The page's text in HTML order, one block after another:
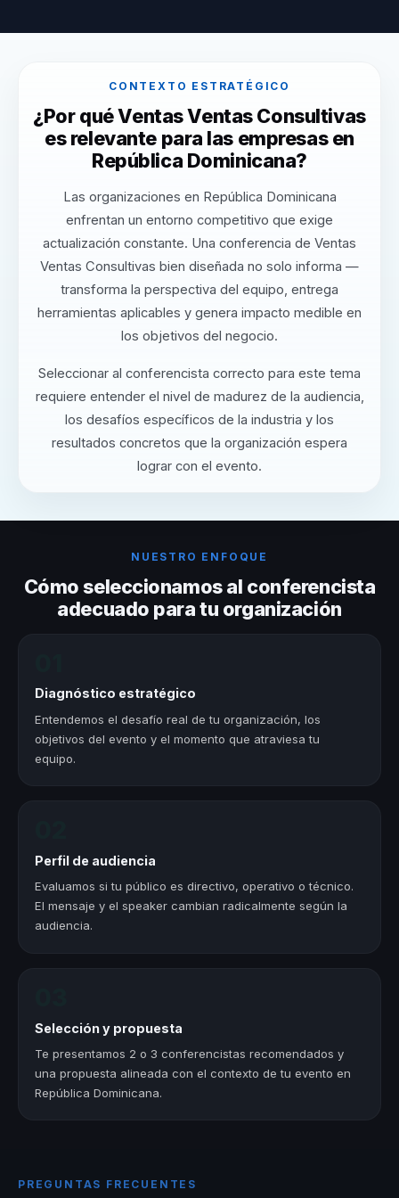
CONTEXTO ESTRATÉGICO
¿Por qué Ventas Ventas Consultivas
es relevante para las empresas en
República Dominicana?
Las organizaciones en República Dominicana
enfrentan un entorno competitivo que exige
actualización constante. Una conferencia de Ventas
Ventas Consultivas bien diseñada no solo informa —
transforma la perspectiva del equipo, entrega
herramientas aplicables y genera impacto medible en
los objetivos del negocio.
Seleccionar al conferencista correcto para este tema
requiere entender el nivel de madurez de la audiencia,
los desafíos específicos de la industria y los
resultados concretos que la organización espera
lograr con el evento.
NUESTRO ENFOQUE
Cómo seleccionamos al conferencista
adecuado para tu organización
Diagnóstico estratégico
Entendemos el desafío real de tu organización, los
objetivos del evento y el momento que atraviesa tu
equipo.
Perfil de audiencia
Evaluamos si tu público es directivo, operativo o técnico.
El mensaje y el speaker cambian radicalmente según la
audiencia.
Selección y propuesta
Te presentamos 2 o 3 conferencistas recomendados y
una propuesta alineada con el contexto de tu evento en
República Dominicana.
PREGUNTAS FRECUENTES